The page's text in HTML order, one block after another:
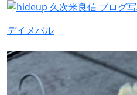
デイメバル